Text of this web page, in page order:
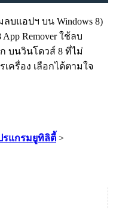
Remover ใช้ลบ
บนวินโดวส์ 8 ที่ไม่
ครื่อง เลือกได้ตามใจ
รแกรมยูทิลิตี้ >